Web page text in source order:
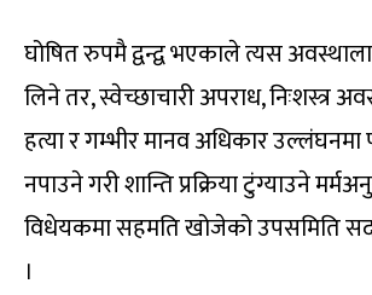
घोषित रुपमै द्वन्द्व भएकाले त्यस
लिने तर, स्वेच्छाचारी अपराध, निःशस्त्र
हत्या र गम्भीर मानव अधिकार
नपाउने गरी शान्ति प्रक्रिया टुंग्याउने
विधेयकमा सहमति खोजेको उपसमिति
।